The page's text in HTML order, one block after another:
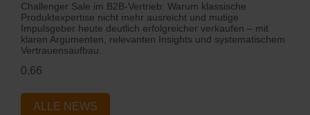
Challenger Sale im B2B-Vertrieb: Warum klassische
Produktexpertise nicht mehr ausreicht und mutige
Impulsgeber heute deutlich erfolgreicher verkaufen – mit
klaren Argumenten, relevanten Insights und systematischem
Vertrauensaufbau.
ALLE NEWS